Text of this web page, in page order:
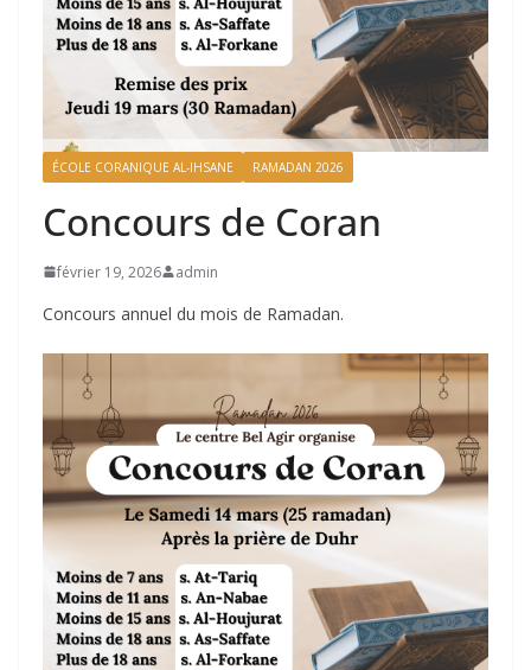
ÉCOLE CORANIQUE AL-IHSANE RAMADAN 2026
Concours de Coran
février 19, 2026 admin
Concours annuel du mois de Ramadan.